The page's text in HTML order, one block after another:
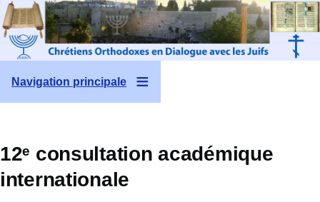
Aller au contenu principal
Navigation principale
12ᵉ consultation académique
internationale